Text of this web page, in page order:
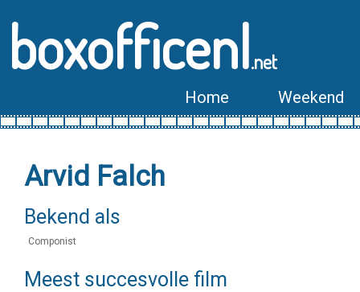
boxofficenl.net
Home Weekend
Arvid Falch
Bekend als
Componist
Meest succesvolle film